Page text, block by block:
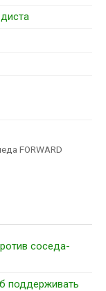
FORWARD
соседа-
поддерживать